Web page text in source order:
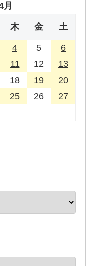
木 金 土
4 5
6
11 12
13
18 19
20
25 26
27